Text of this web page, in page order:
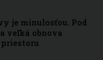
je minulosťou. Pod
veľká obnova
priestoru